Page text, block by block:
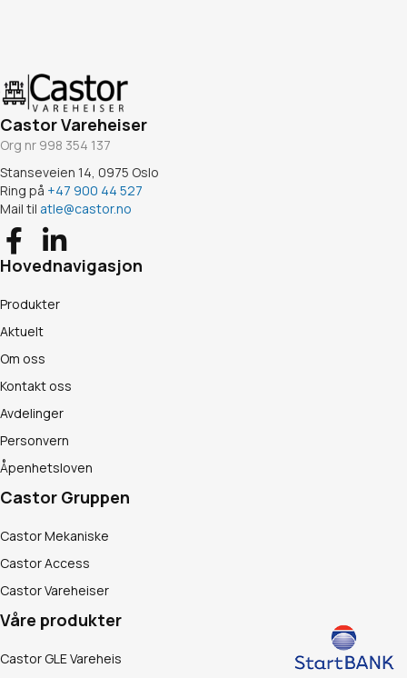
Castor Vareheiser
Org nr 998 354 137
Stanseveien 14, 0975 Oslo
Ring på +47 900 44 527
Mail til atle@castor.no
Hovednavigasjon
Produkter
Aktuelt
Om oss
Kontakt oss
Avdelinger
Personvern
Åpenhetsloven
Castor Gruppen
Castor Mekaniske
Castor Access
Castor Vareheiser
Våre produkter
Castor GLE Vareheis